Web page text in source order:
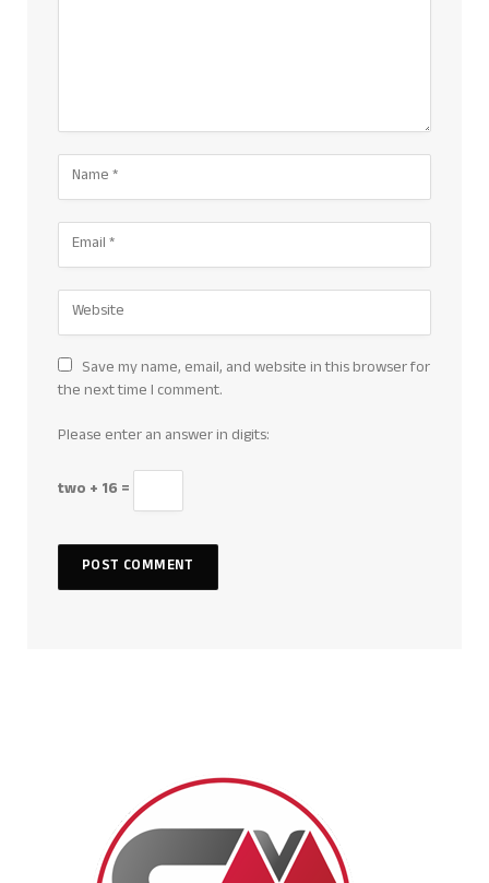
Save my name, email, and website in this browser for
the next time I comment.
Please enter an answer in digits:
two + 16 =